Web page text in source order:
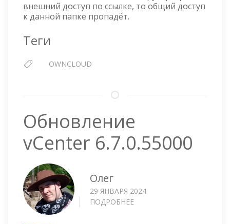
внешний доступ по ссылке, то общий доступ
к данной папке пропадёт.
Теги
OWNCLOUD
Обновление
vCenter 6.7.0.55000
Олег
29 ЯНВАРЯ 2024
ПОДРОБНЕЕ